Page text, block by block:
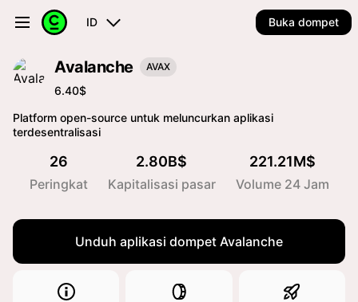
ID Buka dompet
Avalanche AVAX
6.40$
Platform open-source untuk meluncurkan aplikasi
terdesentralisasi
26
Peringkat
2.80B$
Kapitalisasi pasar
221.21M$
Volume 24 Jam
Unduh aplikasi dompet Avalanche